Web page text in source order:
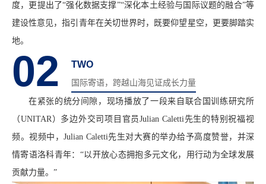
度，更提出了“强化数据支撑”“深化本土经验与国际议题的融合”等
建设性意见，指引青年在关切世界时，既要仰望星空，更要脚踏实
地。
02 TWO
国际寄语，跨越山海见证成长力量
在紧张的统分间隙，现场播放了一段来自联合国训练研究所
（UNITAR）多边外交司项目官员Julian Caletti先生的特别祝福视
频。视频中，Julian Caletti先生对大赛的举办给予高度赞誉，并深
情寄语洛科青年：“以开放心态拥抱多元文化，用行动为全球发展
贡献力量。”